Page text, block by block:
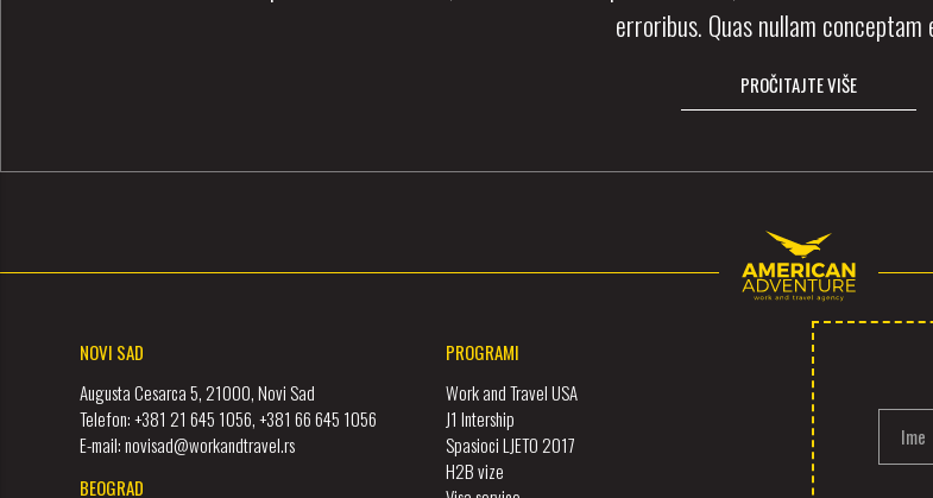
erroribus. Quas nullam conceptam
PROČITAJTE VIŠE
NOVI SAD
Augusta Cesarca 5, 21000, Novi Sad
Telefon: +381 21 645 1056, +381 66 645 1056
E-mail: novisad@workandtravel.rs
BEOGRAD
PROGRAMI
Work and Travel USA
J1 Intership
Spasioci LJETO 2017
H2B vize
Ime